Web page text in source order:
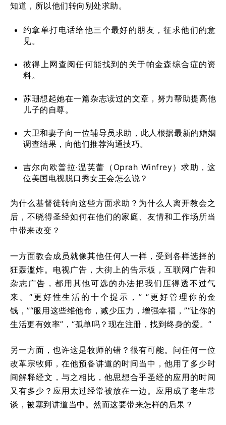
知道，所以他们转向别处求助。
约拿单打电话给他三个最好的朋友，征求他们的意
见。
彼得上网查阅任何能找到的关于帕金森综合症的资
料。
苏珊想起她在一篇杂志读过的文章，努力帮助提高他
儿子的自尊。
大卫和妻子向一位辅导员求助，此人根据最新的婚姻
调查结果，向他们推荐沟通技巧。
吉尔向欧普拉·温芙蕾（Oprah Winfrey）求助，这
位美国电视脱口秀女王会怎么说？
为什么基督徒转向这些方面求助？为什么人离开教会之
后，不晓得圣经如何在他们的家庭、友情和工作场所当
中带来改变？
一方面教会成员就像其他任何人一样，受到各样选择的
狂轰滥炸。电视广告，大街上的告示板，互联网广告和
杂志广告，都用其他可选的办法把我们压得透不过气
来。“更好性生活的十个提示，” “更好管理你的金
钱，”“服用这些维他命，减少压力，增强幸福，”“让你的
生活更有效率”，“孤单吗？现在注册，找到终身的爱。”
另一方面，也许这是牧师的错？很有可能。问任何一位
改革宗牧师，在他预备讲道的时间当中，他用了多少时
间解释经文，与之相比，他思想合乎圣经的应用的时间
又有多少？应用太过经常被放在一边。应用成了老生常
谈，被塞到讲道当中。然而这要带来怎样的后果？